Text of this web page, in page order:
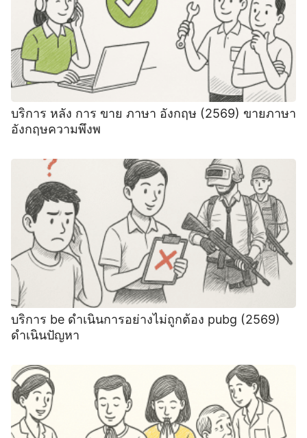
บริการ หลัง การ ขาย ภาษา อังกฤษ (2569) ขายภาษา
อังกฤษความพึงพ
บริการ be ดําเนินการอย่างไม่ถูกต้อง pubg (2569)
ดําเนินปัญหา